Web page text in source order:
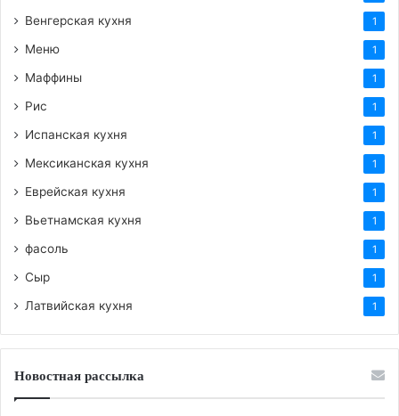
Венгерская кухня 1
Меню 1
Маффины 1
Рис 1
Испанская кухня 1
Мексиканская кухня 1
Еврейская кухня 1
Вьетнамская кухня 1
фасоль 1
Сыр 1
Латвийская кухня 1
Новостная рассылка